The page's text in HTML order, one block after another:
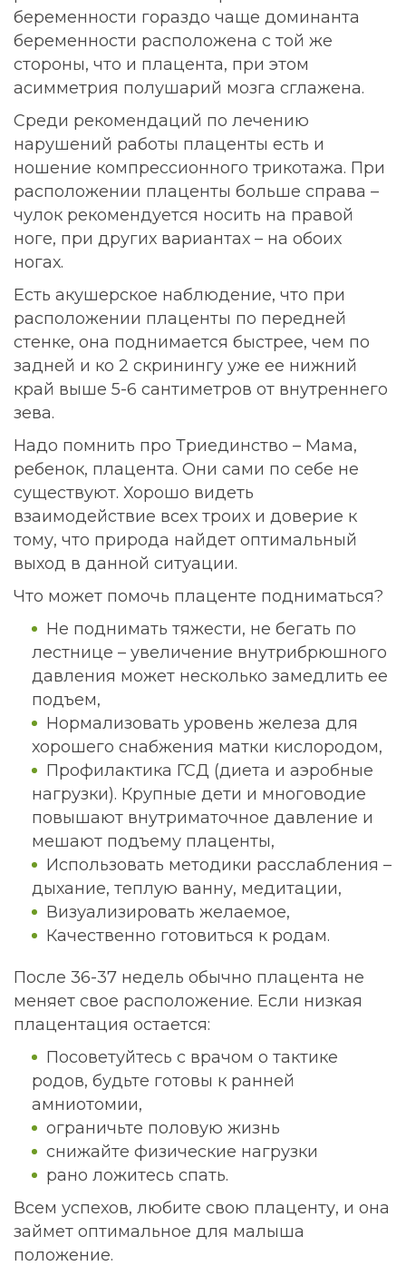
беременности гораздо чаще доминанта
беременности расположена с той же
стороны, что и плацента, при этом
асимметрия полушарий мозга сглажена.
Среди рекомендаций по лечению
нарушений работы плаценты есть и
ношение компрессионного трикотажа. При
расположении плаценты больше справа –
чулок рекомендуется носить на правой
ноге, при других вариантах – на обоих
ногах.
Есть акушерское наблюдение, что при
расположении плаценты по передней
стенке, она поднимается быстрее, чем по
задней и ко 2 скринингу уже ее нижний
край выше 5-6 сантиметров от внутреннего
зева.
Надо помнить про Триединство – Мама,
ребенок, плацента. Они сами по себе не
существуют. Хорошо видеть
взаимодействие всех троих и доверие к
тому, что природа найдет оптимальный
выход в данной ситуации.
Что может помочь плаценте подниматься?
Не поднимать тяжести, не бегать по
лестнице – увеличение внутрибрюшного
давления может несколько замедлить ее
подъем,
Нормализовать уровень железа для
хорошего снабжения матки кислородом,
Профилактика ГСД (диета и аэробные
нагрузки). Крупные дети и многоводие
повышают внутриматочное давление и
мешают подъему плаценты,
Использовать методики расслабления –
дыхание, теплую ванну, медитации,
Визуализировать желаемое,
Качественно готовиться к родам.
После 36-37 недель обычно плацента не
меняет свое расположение. Если низкая
плацентация остается:
Посоветуйтесь с врачом о тактике
родов, будьте готовы к ранней
амниотомии,
ограничьте половую жизнь
снижайте физические нагрузки
рано ложитесь спать.
Всем успехов, любите свою плаценту, и она
займет оптимальное для малыша
положение.